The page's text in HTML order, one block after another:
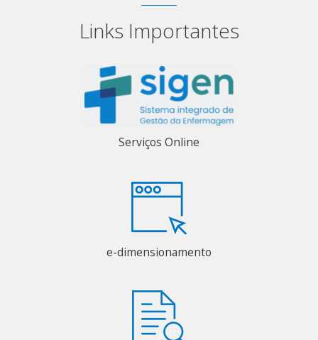
Links Importantes
Serviços Online
e-dimensionamento